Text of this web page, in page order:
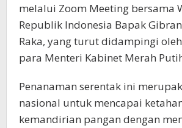
melalui Zoom Meeting bersama
Republik Indonesia Bapak
Raka, yang turut didampingi
para Menteri Kabinet Merah
Penanaman serentak ini
nasional untuk mencapai
kemandirian pangan dengan